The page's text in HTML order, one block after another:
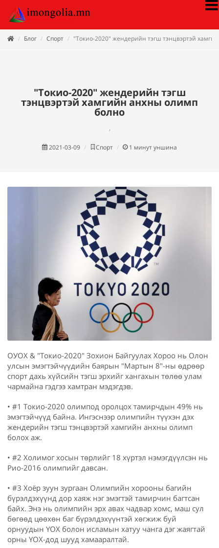
Блог Спорт "Токио-2020" жендерийн тэгш тэнцвэртэй
"Токио-2020" жендерийн тэгш
тэнцвэртэй хамгийн анхны олимп
болно
,
2021-03-09 Спорт 1 минут уншина
ОУОХ & "Токио-2020" Зохион Байгуулах Хороо нь Олон
улсын эмэгтэйчүүдийн баярын "Мартын 8"-ны өдрөөр
спорт дахь хүйсийн тэгш эрхийг хангахын төлөө улам
чармайна гэдгээ хамтран мэдэгдэв.
• #1 Токио-2020 олимпод оролцох тамирчдын 49% нь
эмэгтэйчүүд байна. Ингэснээр олимпийн түүхэн дэх
жендерийн тэгш тэнцвэртэй хамгийн анхны олимп
болох аж.
• #2 Холимог хосын төрлийг 18 хүртэл нэмэгдүүлсэн нь
Рио-2016 олимпийг давсан.
• #3 Хоёр зуун зургаан Олимпийн хорооны багийн
бүрэлдэхүүнд дор хаяж нэг эмэгтэй тамирчин багтсан
байх. Энэ нь олимпийн эрх авах чадвар хомс, маш сул
бөгөөд цөөхөн баг бүрэлдэхүүнтэй хөгжиж буй
орнуудын ҮОХ болон исламын хатуу чанга дэг жаягтай
орны ҮОХ-дод шууд хамааралтай.